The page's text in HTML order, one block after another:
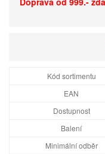
Kód sortimentu
EAN
Dostupnost
Balení
Minimální odběr